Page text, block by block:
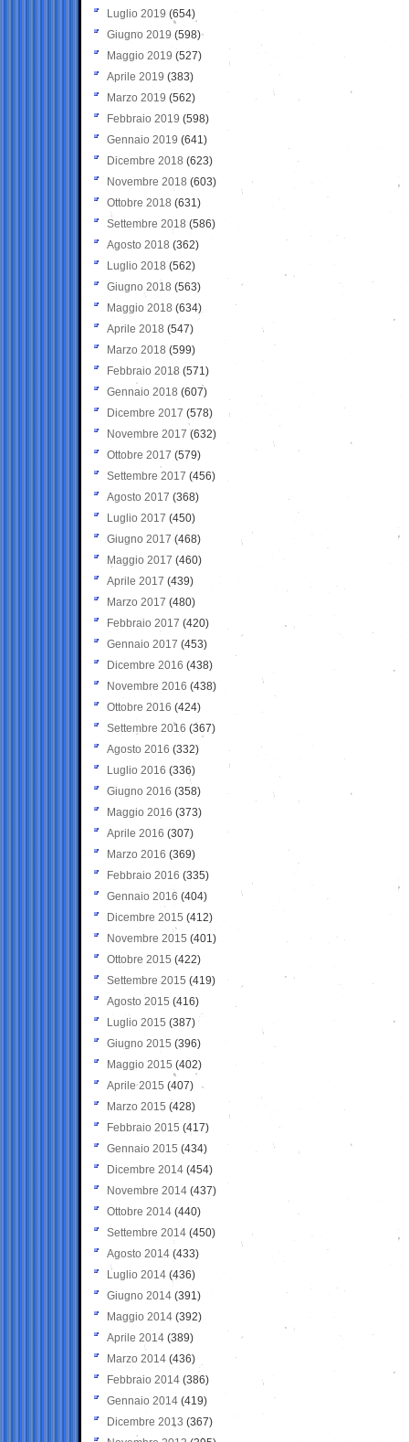
Luglio 2019 (654)
Giugno 2019 (598)
Maggio 2019 (527)
Aprile 2019 (383)
Marzo 2019 (562)
Febbraio 2019 (598)
Gennaio 2019 (641)
Dicembre 2018 (623)
Novembre 2018 (603)
Ottobre 2018 (631)
Settembre 2018 (586)
Agosto 2018 (362)
Luglio 2018 (562)
Giugno 2018 (563)
Maggio 2018 (634)
Aprile 2018 (547)
Marzo 2018 (599)
Febbraio 2018 (571)
Gennaio 2018 (607)
Dicembre 2017 (578)
Novembre 2017 (632)
Ottobre 2017 (579)
Settembre 2017 (456)
Agosto 2017 (368)
Luglio 2017 (450)
Giugno 2017 (468)
Maggio 2017 (460)
Aprile 2017 (439)
Marzo 2017 (480)
Febbraio 2017 (420)
Gennaio 2017 (453)
Dicembre 2016 (438)
Novembre 2016 (438)
Ottobre 2016 (424)
Settembre 2016 (367)
Agosto 2016 (332)
Luglio 2016 (336)
Giugno 2016 (358)
Maggio 2016 (373)
Aprile 2016 (307)
Marzo 2016 (369)
Febbraio 2016 (335)
Gennaio 2016 (404)
Dicembre 2015 (412)
Novembre 2015 (401)
Ottobre 2015 (422)
Settembre 2015 (419)
Agosto 2015 (416)
Luglio 2015 (387)
Giugno 2015 (396)
Maggio 2015 (402)
Aprile 2015 (407)
Marzo 2015 (428)
Febbraio 2015 (417)
Gennaio 2015 (434)
Dicembre 2014 (454)
Novembre 2014 (437)
Ottobre 2014 (440)
Settembre 2014 (450)
Agosto 2014 (433)
Luglio 2014 (436)
Giugno 2014 (391)
Maggio 2014 (392)
Aprile 2014 (389)
Marzo 2014 (436)
Febbraio 2014 (386)
Gennaio 2014 (419)
Dicembre 2013 (367)